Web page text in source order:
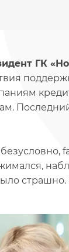
ГК